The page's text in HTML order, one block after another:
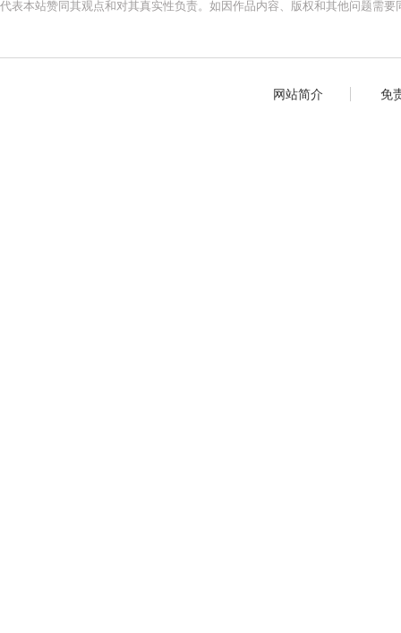
代表本站赞同其观点和对其真实性负责。如因作品内容、版权和其他问题需
网站简介 免